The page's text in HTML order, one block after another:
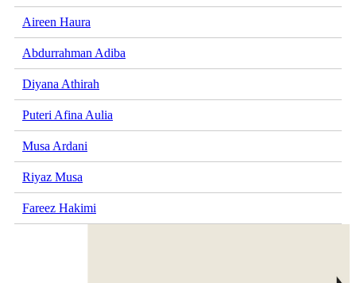
Aireen Haura
Abdurrahman Adiba
Diyana Athirah
Puteri Afina Aulia
Musa Ardani
Riyaz Musa
Fareez Hakimi